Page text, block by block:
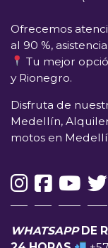
Ofrecemos
al 90 %,
Tu mejor
y Rionegro.
Disfruta de
Medellín,
motos en
WHATSAPPDE